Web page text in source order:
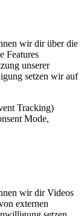
wir dir über die
Features
unserer
setzen wir auf
Tracking)
Mode,
wir dir Videos
externen